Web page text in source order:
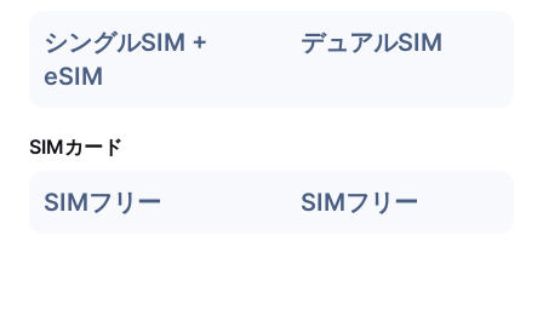
シングルSIM +
eSIM
デュアルSIM
SIMカード
SIMフリー SIMフリー